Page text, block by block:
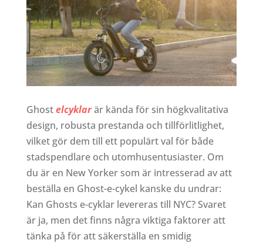
Ghostelcyklarär kända för sin högkvalitativa
design, robusta prestanda och tillförlitlighet,
vilket gör dem till ett populärt val för både
stadspendlare och utomhusentusiaster. Om
du är en New Yorker som är intresserad av att
beställa en Ghost-e-cykel kanske du undrar:
Kan Ghosts e-cyklar levereras till NYC? Svaret
är ja, men det finns några viktiga faktorer att
tänka på för att säkerställa en smidig